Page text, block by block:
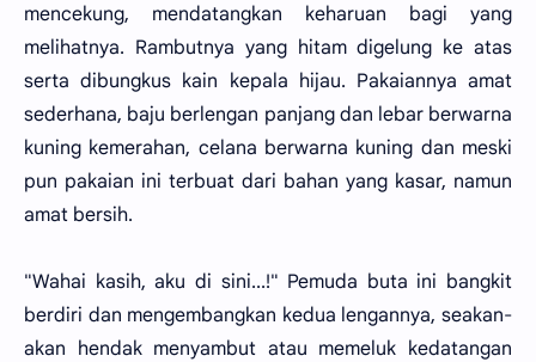
mencekung, mendatangkan keharuan bagi yang
melihatnya. Rambutnya yang hitam digelung ke atas
serta dibungkus kain kepala hijau. Pakaiannya amat
sederhana, baju berlengan panjang dan lebar berwarna
kuning kemerahan, celana berwarna kuning dan meski
pun pakaian ini terbuat dari bahan yang kasar, namun
amat bersih.
"Wahai kasih, aku di sini...!" Pemuda buta ini bangkit
berdiri dan mengembangkan kedua lengannya, seakan-
akan hendak menyambut atau memeluk kedatangan